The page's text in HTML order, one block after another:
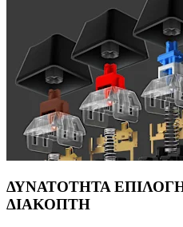
ΔΥΝΑΤΟΤΗΤΑ
ΔΙΑΚΟΠΤΗ